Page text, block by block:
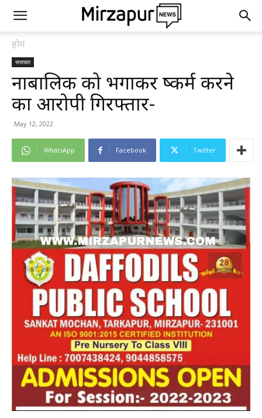
होम
समाचार
नाबालिक को भगाकर दुष्कर्म करने
का आरोपी गिरफ्तार-
May 12, 2022
WhatsApp Facebook Twitter